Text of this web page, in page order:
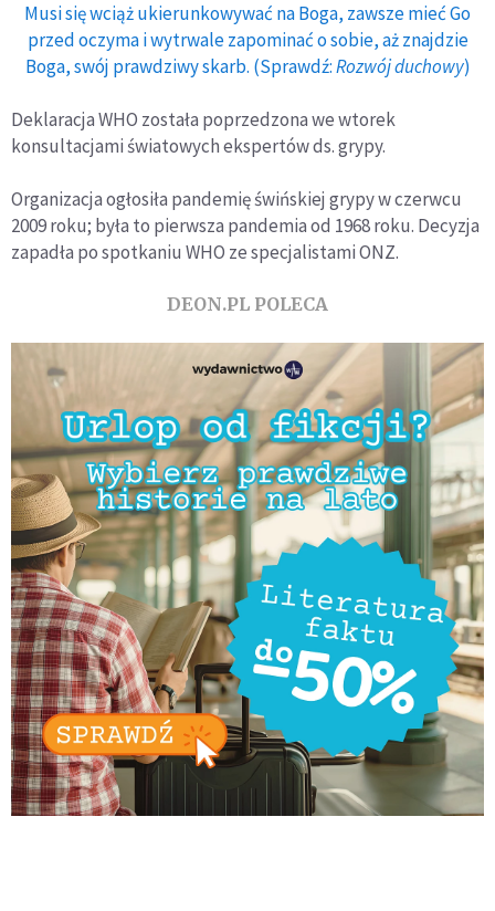
Musi się wciąż ukierunkowywać na Boga, zawsze mieć Go
przed oczyma i wytrwale zapominać o sobie, aż znajdzie
Boga, swój prawdziwy skarb. (Sprawdź:Rozwój duchowy)
Deklaracja WHO została poprzedzona we wtorek
konsultacjami światowych ekspertów ds. grypy.
Organizacja ogłosiła pandemię świńskiej grypy w czerwcu
2009 roku; była to pierwsza pandemia od 1968 roku. Decyzja
zapadła po spotkaniu WHO ze specjalistami ONZ.
DEON.PL POLECA